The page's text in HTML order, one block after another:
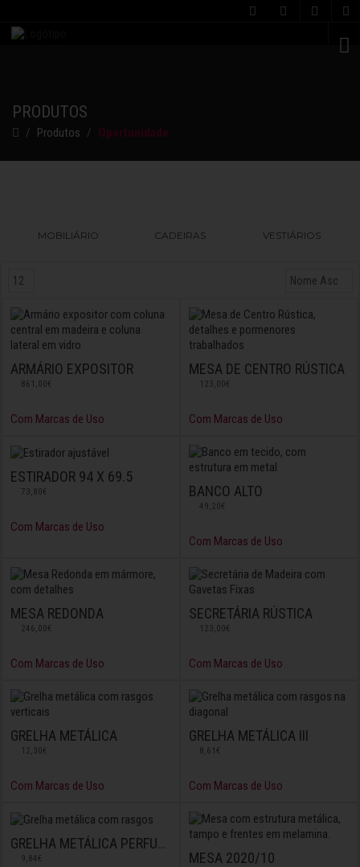
PRODUTOS
Produtos Oportunidade
MOBILIÁRIO CADEIRAS VESTIÁRIOS
ARMÁRIO EXPOSITOR
861,00€
Com Marcas de Uso
MESA DE CENTRO RÚSTICA
123,00€
Com Marcas de Uso
ESTIRADOR 94 X 69.5
73,80€
Com Marcas de Uso
BANCO ALTO
49,20€
Com Marcas de Uso
MESA REDONDA
246,00€
Com Marcas de Uso
SECRETÁRIA RÚSTICA
123,00€
Com Marcas de Uso
GRELHA METÁLICA
12,30€
Com Marcas de Uso
GRELHA METÁLICA III
8,61€
Com Marcas de Uso
GRELHA METÁLICA PERFURADA
9,84€ MESA 2020/10